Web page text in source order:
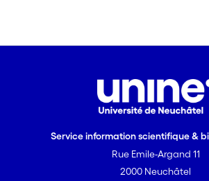
Service information scientifique &
Rue Emile-Argand 11
2000 Neuchâtel